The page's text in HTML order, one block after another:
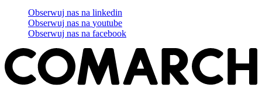
Obserwuj nas na linkedin
Obserwuj nas na youtube
Obserwuj nas na facebook